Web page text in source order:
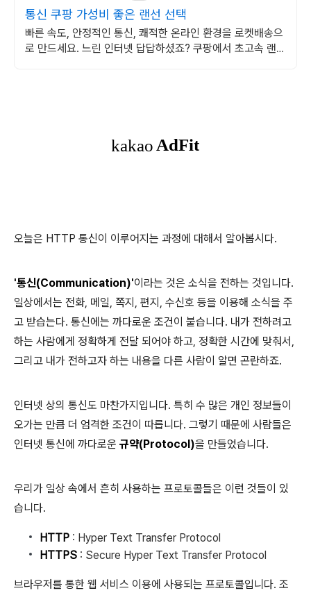
통신 쿠팡 가성비 좋은 랜선 선택
빠른 속도, 안정적인 통신, 쾌적한 온라인 환경을 로켓배송으
로 만드세요. 느린 인터넷 답답하셨죠? 쿠팡에서 초고속 랜선
오늘은 HTTP 통신이 이루어지는 과정에 대해서 알아봅시다.
'통신(Communication)'이라는 것은 소식을 전하는 것입니다.
일상에서는 전화, 메일, 쪽지, 편지, 수신호 등을 이용해 소식을 주
고 받습는다. 통신에는 까다로운 조건이 붙습니다. 내가 전하려고
하는 사람에게 정확하게 전달 되어야 하고, 정확한 시간에 맞춰서,
그리고 내가 전하고자 하는 내용을 다른 사람이 알면 곤란하죠.
인터넷 상의 통신도 마찬가지입니다. 특히 수 많은 개인 정보들이
오가는 만큼 더 엄격한 조건이 따릅니다. 그렇기 때문에 사람들은
인터넷 통신에 까다로운 규약(Protocol)을 만들었습니다.
우리가 일상 속에서 흔히 사용하는 프로토콜들은 이런 것들이 있
습니다.
HTTP : Hyper Text Transfer Protocol
HTTPS : Secure Hyper Text Transfer Protocol
브라우저를 통한 웹 서비스 이용에 사용되는 프로토콜입니다. 조